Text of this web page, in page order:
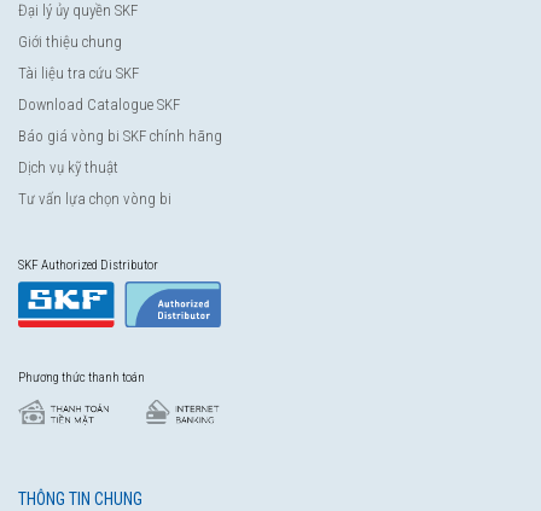
Đại lý ủy quyền SKF
Giới thiệu chung
Tài liệu tra cứu SKF
Download Catalogue SKF
Báo giá vòng bi SKF chính hãng
Dịch vụ kỹ thuật
Tư vấn lựa chọn vòng bi
SKF Authorized Distributor
Phương thức thanh toán
THÔNG TIN CHUNG